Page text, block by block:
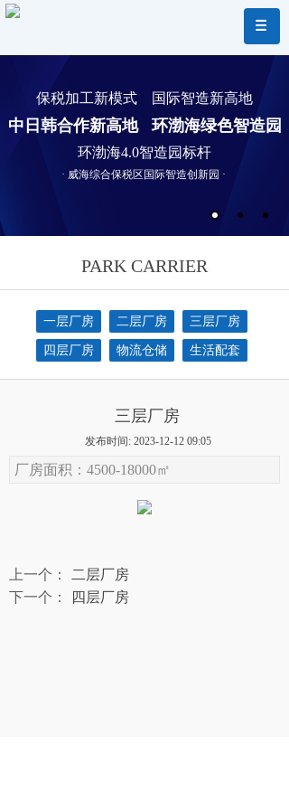
保税加工新模式 国际智造新高地
中日韩合作新高地 环渤海绿色智造园
环渤海4.0智造园标杆
· 威海综合保税区国际智造创新园 ·
PARK CARRIER
一层厂房 二层厂房
三层厂房
四层厂房
物流仓储 生活配套
三层厂房
发布时间: 2023-12-12 09:05
厂房面积：4500-18000㎡
上一个：
二层厂房
下一个：
四层厂房